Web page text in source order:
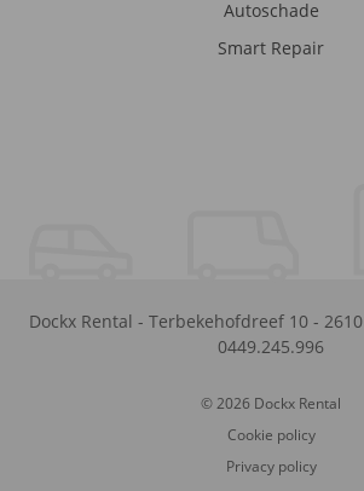
Autoschade
Smart Repair
Dockx Rental - Terbekehofdreef 10 - 2610
0449.245.996
© 2026 Dockx Rental
Cookie policy
Privacy policy